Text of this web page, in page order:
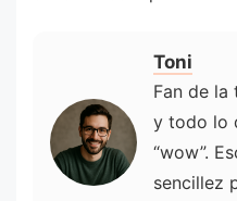
Toni
Fan de la
y todo lo
“wow”.
sencillez